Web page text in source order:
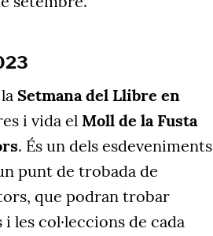
Setmana del Llibre en
i vida el Moll de la Fusta
. És un dels esdeveniments
punt de trobada de
que podran trobar
les col·leccions de cada